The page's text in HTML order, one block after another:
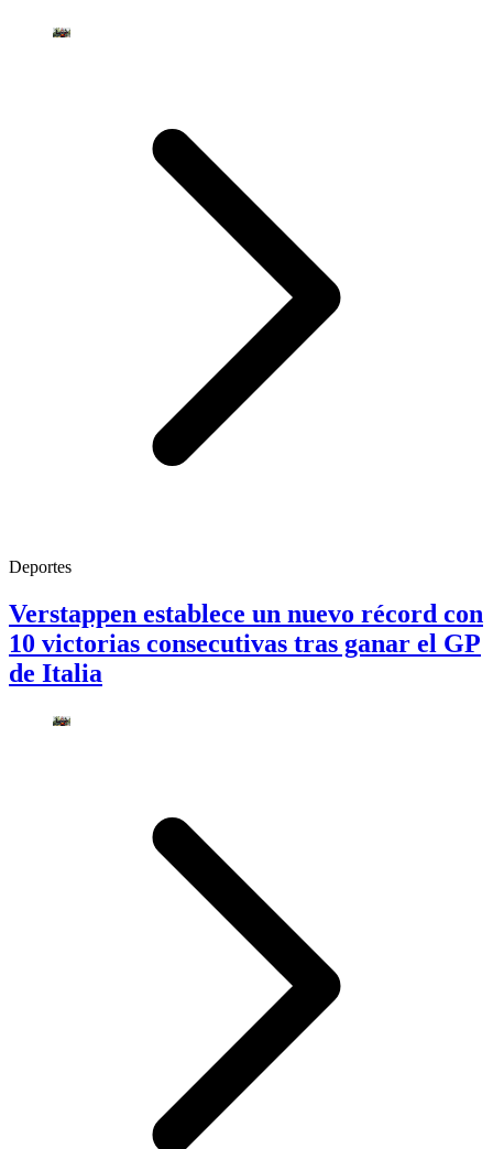
Deportes
Verstappen establece un nuevo récord con
10 victorias consecutivas tras ganar el GP
de Italia